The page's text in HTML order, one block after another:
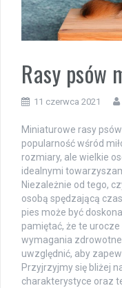
Rasy psów
11 czerwca 2021
Miniaturowe rasy
popularność wśród
rozmiary, ale wielkie
idealnymi
Niezależnie od tego,
osobą spędzającą
pies może być
pamiętać, że te
wymagania
uwzględnić, aby
Przyjrzyjmy się bliżej
charakterystyce oraz